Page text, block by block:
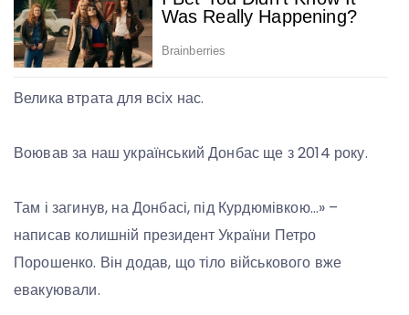
Велика втрата для всіх нас.
Воював за наш український Донбас ще з 2014 року.
Там і загинув, на Донбасі, під Курдюмівкою…» –
написав колишній президент України Петро
Порошенко. Він додав, що тіло військового вже
евакуювали.